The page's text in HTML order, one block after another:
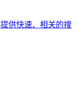
供快速、相关的搜